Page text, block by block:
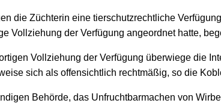
die Züchterin eine tierschutzrechtliche
Vollziehung der Verfügung angeordnet hatte,
Vollziehung der Verfügung überwiege die
sich als offensichtlich rechtmäßig, so die
Behörde, das Unfruchtbarmachen von